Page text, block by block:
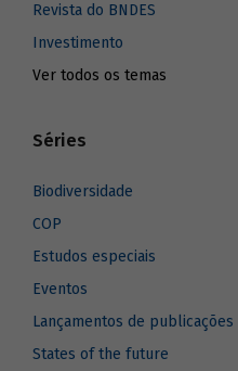
Revista do BNDES
Investimento
Ver todos os temas
Séries
Biodiversidade
COP
Estudos especiais
Eventos
Lançamentos de publicações
States of the future